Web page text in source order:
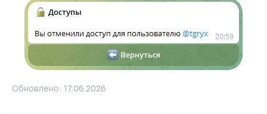
Обновлено: 17.06.2026